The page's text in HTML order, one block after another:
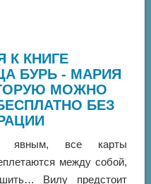
К КНИГЕ
БУРЬ - МАРИЯ
МОЖНО
БЕЗ
явным, все карты
между собой,
Вилу предстоит